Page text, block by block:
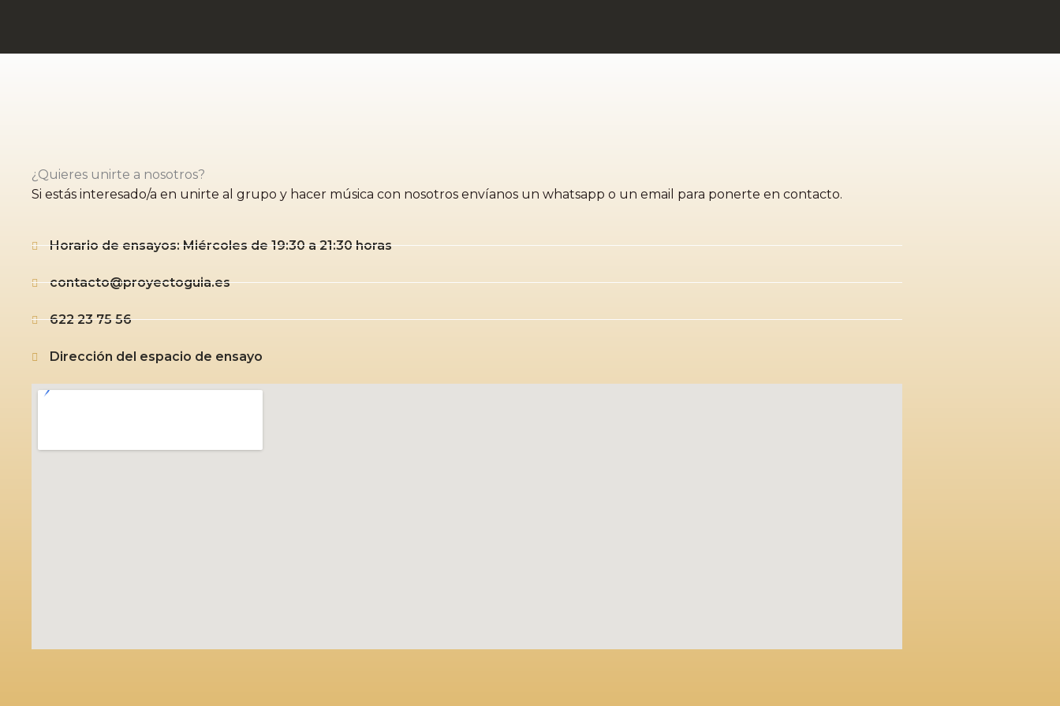
¿Quieres unirte a nosotros?
Si estás interesado/a en unirte al grupo y hacer música con nosotros envíanos un whatsapp o un email para ponerte en contacto.
Horario de ensayos: Miércoles de 19:30 a 21:30 horas
contacto@proyectoguia.es
622 23 75 56
Dirección del espacio de ensayo